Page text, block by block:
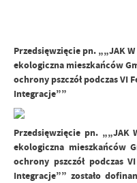
Przedsięwzięcie pn. „„JAK
ekologiczna mieszkańców
ochrony pszczół podczas VI
Integracje””
Przedsięwzięcie pn. „„JAK
ekologiczna mieszkańców
ochrony pszczół podczas
Integracje”” zostało